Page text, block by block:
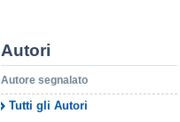
Autori
Autore segnalato
Tutti gli Autori